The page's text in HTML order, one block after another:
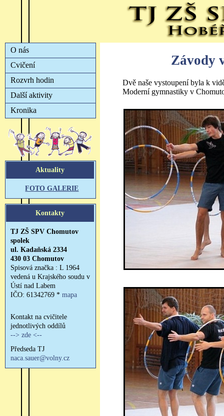
Závody
Dvě naše vystoupení byla k
Moderní gymnastiky v